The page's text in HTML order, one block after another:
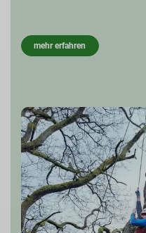
mehr erfahren